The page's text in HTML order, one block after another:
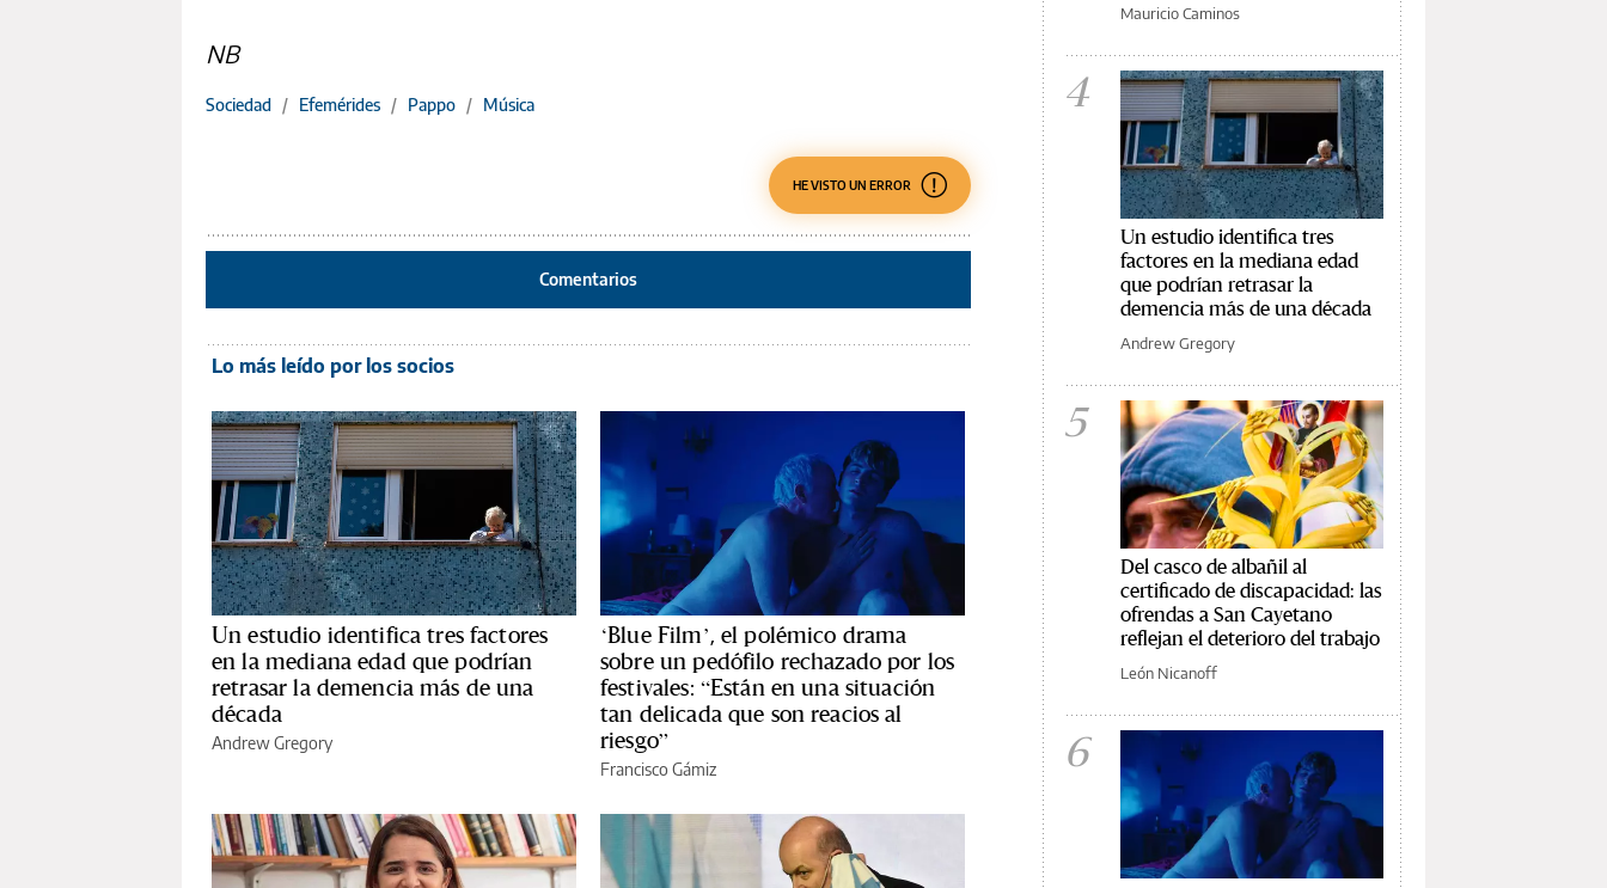
NB
Sociedad / Efemérides / Pappo / Música
HE VISTO UN ERROR
Comentarios
Lo más leído por los socios
Un estudio identifica tres factores
en la mediana edad que podrían
retrasar la demencia más de una
década
Andrew Gregory
‘Blue Film’, el polémico drama
sobre un pedófilo rechazado por los
festivales: “Están en una situación
tan delicada que son reacios al
riesgo”
Francisco Gámiz
Mauricio Caminos
4
Un estudio identifica tres
factores en la mediana edad
que podrían retrasar la
demencia más de una década
Andrew Gregory
5
Del casco de albañil al
certificado de discapacidad: las
ofrendas a San Cayetano
reflejan el deterioro del trabajo
León Nicanoff
6